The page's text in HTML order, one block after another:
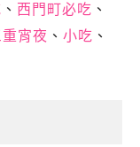
、 西門町必吃 、
重宵夜 、 小吃 、